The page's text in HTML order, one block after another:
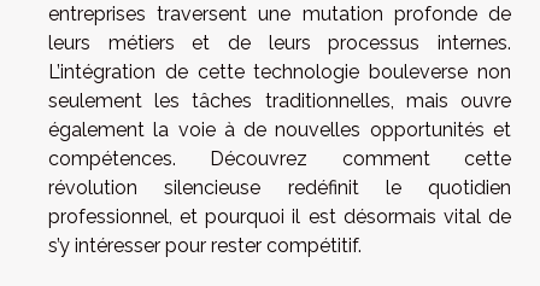
entreprises traversent une mutation profonde de
leurs métiers et de leurs processus internes.
L’intégration de cette technologie bouleverse non
seulement les tâches traditionnelles, mais ouvre
également la voie à de nouvelles opportunités et
compétences. Découvrez comment cette
révolution silencieuse redéfinit le quotidien
professionnel, et pourquoi il est désormais vital de
s’y intéresser pour rester compétitif.